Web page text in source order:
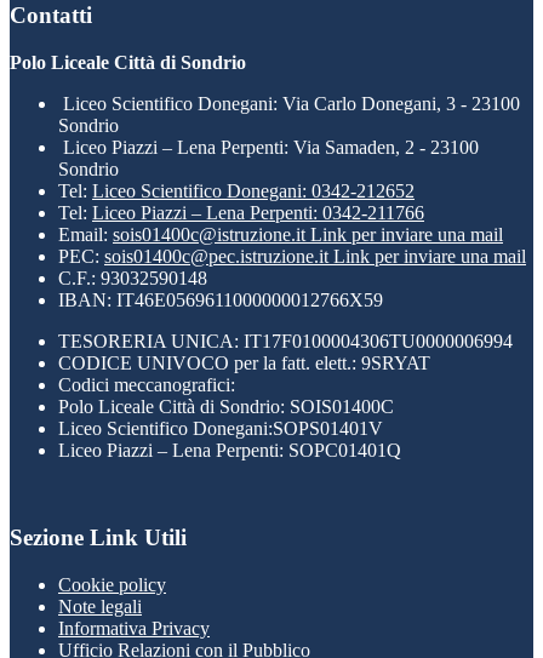
Contatti
Polo Liceale Città di Sondrio
Liceo Scientifico Donegani: Via Carlo Donegani, 3 - 23100
Sondrio
Liceo Piazzi – Lena Perpenti: Via Samaden, 2 - 23100
Sondrio
Tel: Liceo Scientifico Donegani: 0342-212652
Tel: Liceo Piazzi – Lena Perpenti: 0342-211766
Email: sois01400c@istruzione.it Link per inviare una mail
PEC: sois01400c@pec.istruzione.it Link per inviare una mail
C.F.: 93032590148
IBAN: IT46E0569611000000012766X59
TESORERIA UNICA: IT17F0100004306TU0000006994
CODICE UNIVOCO per la fatt. elett.: 9SRYAT
Codici meccanografici:
Polo Liceale Città di Sondrio: SOIS01400C
Liceo Scientifico Donegani:SOPS01401V
Liceo Piazzi – Lena Perpenti: SOPC01401Q
Sezione Link Utili
Cookie policy
Note legali
Informativa Privacy
Ufficio Relazioni con il Pubblico